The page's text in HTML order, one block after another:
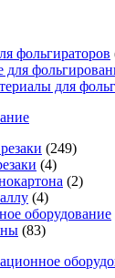
фольгираторов
для
для
(249)
(4)
(2)
(4)
оборудование
(83)